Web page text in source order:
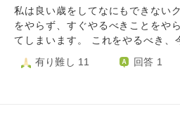
悔しいです。忘れ物してしまった
ます。 12/2にYouTubeの政治の動画みて山本太郎と岸田文
雄が言い争うシーンを見ましたが
く分からないこと言ってて本当に
もちろん承知です。もう高校時代
すが、 次の話です。 知人の母が足が不自由になってしまい
家事が出来ないので手伝ってると
が、足が不自由になったのは私の
私は良い歳をしてなにもできないクズです。
をやらず、すぐやるべきことをや
てしまいます。 これをやるべき、今やらなきゃいけないと
いうのがわかってもやりたくないからや
くない。しても意味がない。 考えたくない。
有り難し 11 回答 1